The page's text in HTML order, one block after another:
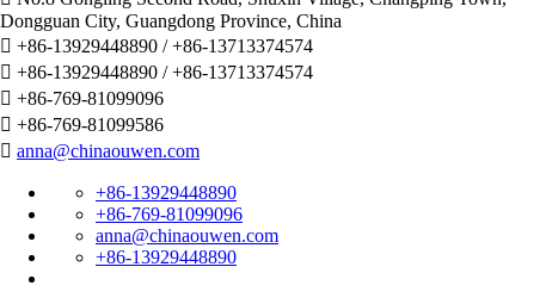
Dongguan City, Guangdong Province, China
+86-13929448890 / +86-13713374574
+86-13929448890 / +86-13713374574
+86-769-81099096
+86-769-81099586
anna@chinaouwen.com
+86-13929448890
+86-769-81099096
anna@chinaouwen.com
+86-13929448890